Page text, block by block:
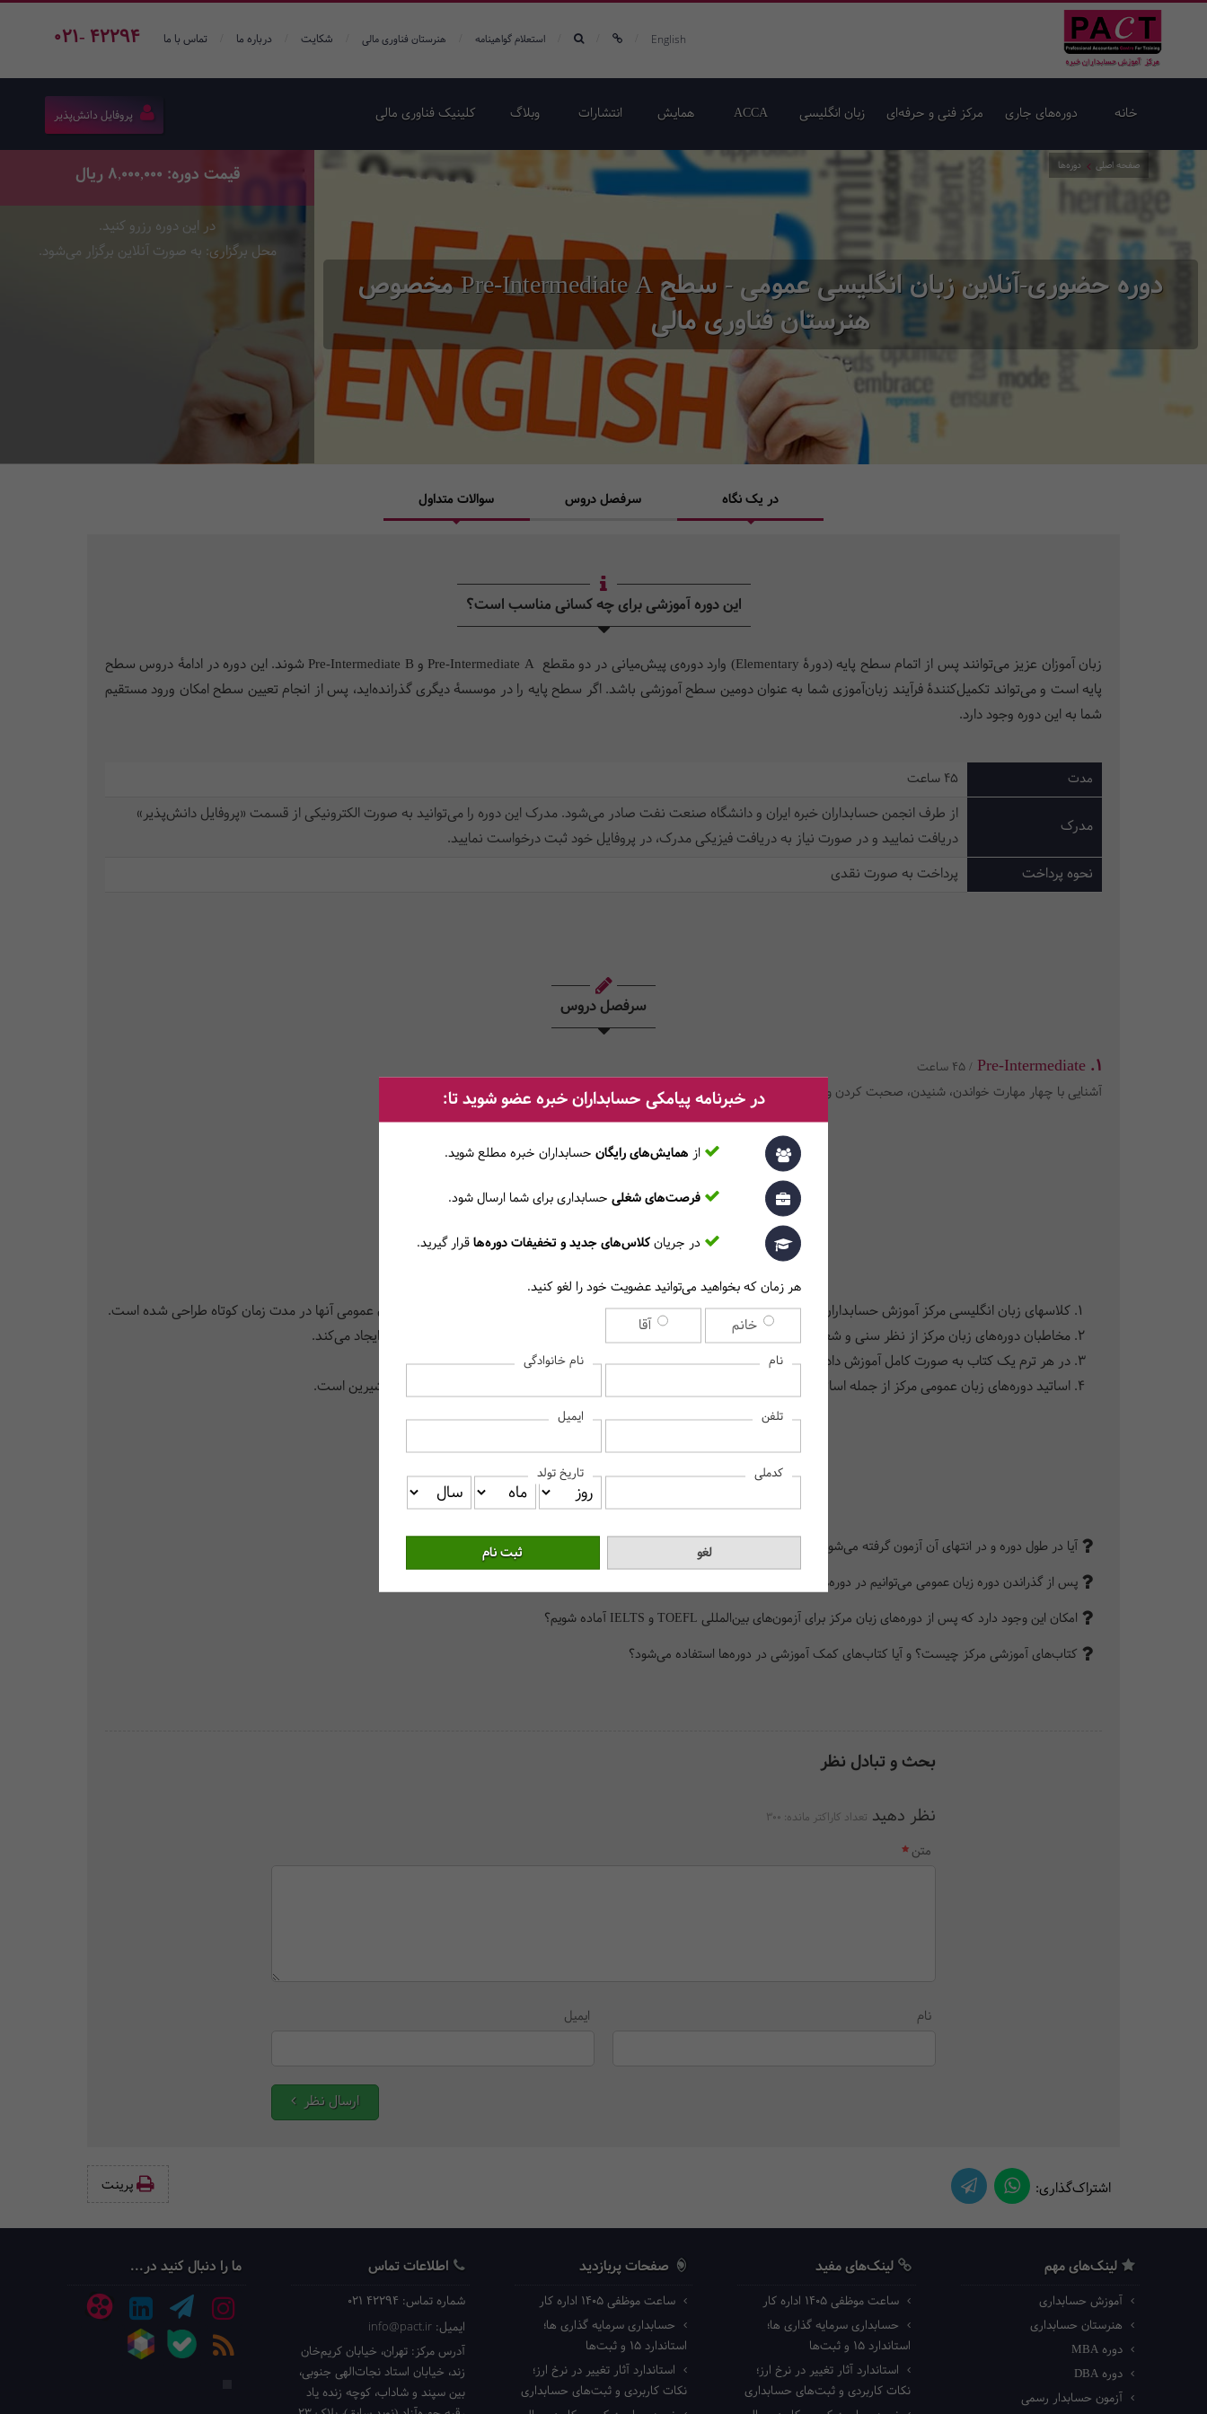
021- 42294 English استعلام گواهینامه هنرستان فناوری مالی شکایت درباره ما تماس با ما
خانه دوره‌های جاری مرکز فنی و حرفه‌ای زبان انگلیسی ACCA همایش‌ انتشارات وبلاگ کلینیک فناوری مالی پروفایل دانش‌پذیر
دوره حضوری-آنلاین زبان انگلیسی عمومی - سطح Pre-Intermediate A مخصوص
هنرستان فناوری مالی
صفحه اصلی دوره‌ها قیمت دوره: 8,000,000 ریال
در این دوره رزرو کنید.
محل برگزاری: به صورت آنلاین برگزار می‌شود.
در یک نگاه سرفصل دروس سوالات متداول
این دوره آموزشی برای چه کسانی مناسب است؟
زبان آموزان عزیز می‌توانند پس از اتمام سطح پایه (دورۀ Elementary) وارد دوره‌ی پیش‌میانی در دو مقطع Pre-Intermediate A و Pre-Intermediate B شوند. این دوره در ادامۀ دروس سطح
پایه است و می‌تواند تکمیل‌کنندۀ فرآیند زبان‌آموزی شما به عنوان دومین سطح آموزشی باشد. اگر سطح پایه را در موسسۀ دیگری گذرانده‌اید، پس از انجام تعیین سطح امکان ورود مستقیم
شما به این دوره وجود دارد.
مدت 45 ساعت
مدرک
از طرف انجمن حسابداران خبره ایران و دانشگاه صنعت نفت صادر می‌شود. مدرک این دوره را می‌توانید به صورت الکترونیکی از قسمت «پروفایل دانش‌پذیر»
دریافت نمایید و در صورت نیاز به دریافت فیزیکی مدرک، در پروفایل خود ثبت‌ درخواست نمایید.
نحوه پرداخت
پرداخت به صورت نقدی
سرفصل دروس
1. Pre-Intermediate / 45 ساعت
آشنایی با چهار مهارت خواندن، شنیدن، صحبت کردن و نوشتن در سطح پیش میانی
چرا این دوره را در مرکز آموزش حسابداران خبره انتخاب کنیم؟
کلاس‎های زبان انگلیسی مرکز آموزش حسابداران خبره با توجه به نیاز افراد جهت ورود به دوره‎‌های بین‎‌الملل و برای افزایش دانش زبان عمومی آنها در مدت زمان کوتاه طراحی شده است.
مخاطبان دوره‎‌های زبان مرکز از نظر سنی و شغلی شرایط مشابهی دارند بنابراین حضور در محیط کلاس برای افراد انگیزه‌‎ی بیشتری را ایجاد می‌‎کند.
در هر ترم یک کتاب به صورت کامل آموزش داده می‎‌شود، بنابراین افراد مجبور نیستند چندین ترم متوالی را بر روی یک کتاب کار کنند.
اساتید دوره‌‎های زبان عمومی مرکز از جمله اساتید کار آزموده و پرانرژی هستند که یادگیری زبانی جدید با همراهی این عزیزان بسیار شیرین است.
برای دیدن پاسخ سوالات متداول، لطفا روی هر سوال کلیک کنید‎
آیا در طول دوره و در انتهای آن آزمون گرفته می‌شود؟
پس از گذراندن دوره زبان عمومی می‌توانیم در دوره‌های بین‌الملل شرکت کنیم؟
امکان این وجود دارد که پس از دوره‌های زبان مرکز برای آزمون‌های بین‌المللی TOEFL و IELTS آماده شویم؟
کتاب‌های آموزشی مرکز چیست؟ و آیا کتاب‌های کمک آموزشی در دوره‌ها استفاده می‌شود؟
بحث و تبادل نظر
نظر دهید تعداد کاراکتر مانده: 300
متن
نام ایمیل
ارسال نظر
اشتراک‌گذاری: پرینت‌
لینک‌های مهم
آموزش حسابداری
هنرستان حسابداری
دوره MBA
دوره DBA
آزمون حسابدار رسمی
لینک‌های مفید
ساعت موظفی ۱۴۰۵ اداره کار
حسابداری سرمایه گذاری ها؛
استاندارد ۱۵ و ثبت‌ها
استاندارد آثار تغییر در نرخ ارز؛
نکات کاربردی و ثبت‌های حسابداری
صفحات پربازدید
ساعت موظفی ۱۴۰۵ اداره کار
حسابداری سرمایه گذاری ها؛
استاندارد ۱۵ و ثبت‌ها
استاندارد آثار تغییر در نرخ ارز؛
نکات کاربردی و ثبت‌های حسابداری
اطلاعات تماس
شماره تماس: 021 42294
ایمیل:info@pact.ir
آدرس مرکز:تهران، خیابان کریم‌خان
زند، خیابان استاد نجات‌الهی جنوبی،
بین سپند و شاداب، کوچه زنده یاد
ما را دنبال کنید در...
در خبرنامه پیامکی حسابداران خبره عضو شوید تا:
از همایش‌های رایگان حسابداران خبره مطلع ‎شوید.
فرصت‌های شغلی حسابداری برای شما ارسال شود.
در جریانکلاس‌های جدید و تخفیفات دوره‌هاقرار گیرید.
هر زمان که بخواهید می‌توانید عضویت خود را لغو کنید.
خانم آقا
نام نام خانوادگی
تلفن ایمیل
کدملی تاریخ تولد